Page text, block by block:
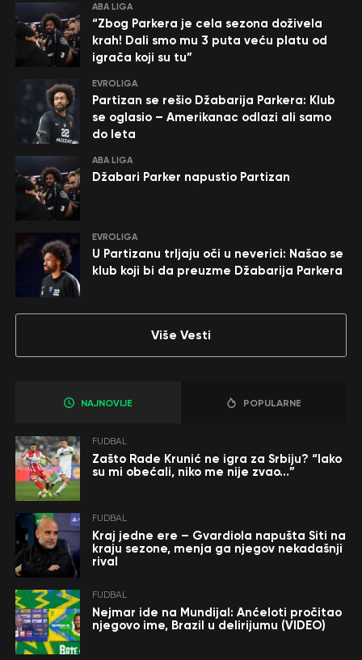
ABA LIGA
“Zbog Parkera je cela sezona doživela
krah! Dali smo mu 3 puta veću platu od
igrača koji su tu”
EVROLIGA
Partizan se rešio Džabarija Parkera: Klub
se oglasio – Amerikanac odlazi ali samo
do leta
ABA LIGA
Džabari Parker napustio Partizan
EVROLIGA
U Partizanu trljaju oči u neverici: Našao se
klub koji bi da preuzme Džabarija Parkera
Više Vesti
NAJNOVIJE POPULARNE
FUDBAL
Zašto Rade Krunić ne igra za Srbiju? “Iako
su mi obećali, niko me nije zvao…”
FUDBAL
Kraj jedne ere – Gvardiola napušta Siti na
kraju sezone, menja ga njegov nekadašnji
rival
FUDBAL
Nejmar ide na Mundijal: Anćeloti pročitao
njegovo ime, Brazil u delirijumu (VIDEO)